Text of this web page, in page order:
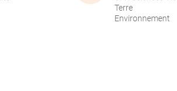
Terre
Environnement